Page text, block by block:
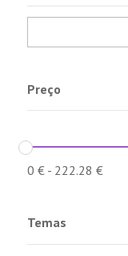
Preço
0 €- 222.28 €
Temas